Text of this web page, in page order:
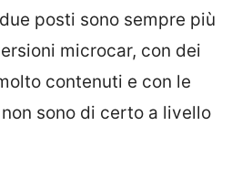
posti sono sempre più
microcar, con dei
contenuti e con le
sono di certo a livello